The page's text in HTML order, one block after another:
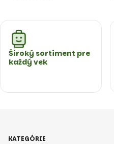
Široký sortiment pre
každý vek
KATEGÓRIE